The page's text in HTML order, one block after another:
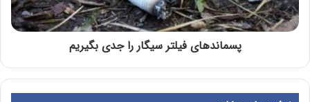
پسماندهای فیلتر سیگار را جدی بگیریم